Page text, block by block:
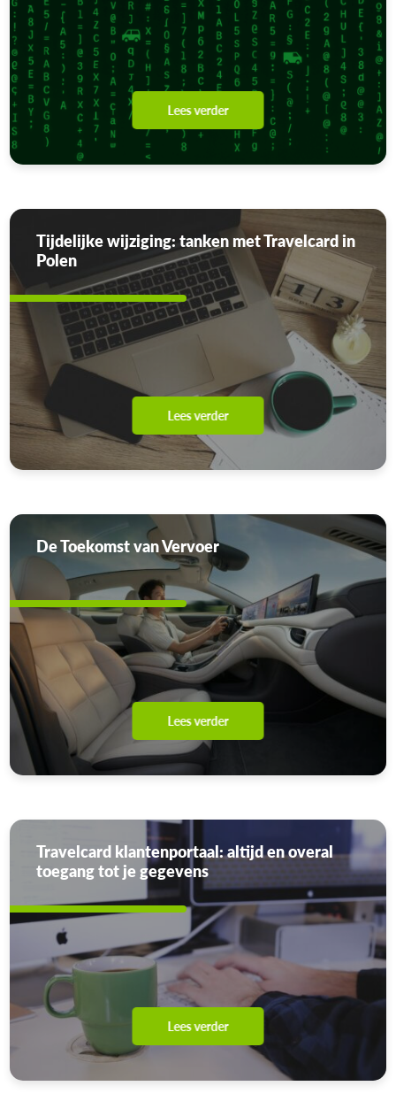
Lees verder
Tijdelijke wijziging: tanken met Travelcard in
Polen
Lees verder
De Toekomst van Vervoer
Lees verder
Travelcard klantenportaal: altijd en overal
toegang tot je gegevens
Lees verder